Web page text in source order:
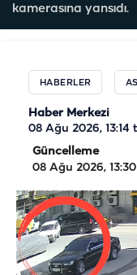
kamerasına yansıdı.
HABERLER
Haber Merkezi
08 Ağu 2026, 13:14
Güncelleme
08 Ağu 2026, 13:30